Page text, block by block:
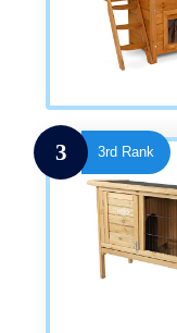
3 3rd Rank